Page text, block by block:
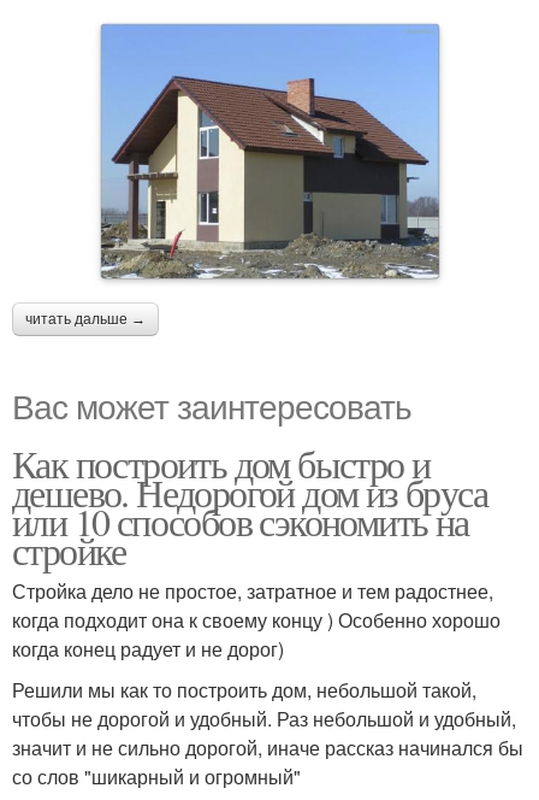
читать дальше →
Вас может заинтересовать
Как построить дом быстро и
дешево. Недорогой дом из бруса
или 10 способов сэкономить на
стройке
Стройка дело не простое, затратное и тем радостнее,
когда подходит она к своему концу ) Особенно хорошо
когда конец радует и не дорог)
Решили мы как то построить дом, небольшой такой,
чтобы не дорогой и удобный. Раз небольшой и удобный,
значит и не сильно дорогой, иначе рассказ начинался бы
со слов "шикарный и огромный"